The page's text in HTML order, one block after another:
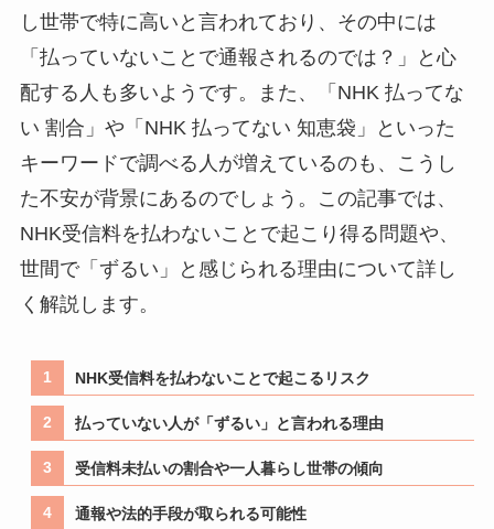
し世帯で特に高いと言われており、その中には
「払っていないことで通報されるのでは？」と心
配する人も多いようです。また、「NHK 払ってな
い 割合」や「NHK 払ってない 知恵袋」といった
キーワードで調べる人が増えているのも、こうし
た不安が背景にあるのでしょう。この記事では、
NHK受信料を払わないことで起こり得る問題や、
世間で「ずるい」と感じられる理由について詳し
く解説します。
NHK受信料を払わないことで起こるリスク
払っていない人が「ずるい」と言われる理由
受信料未払いの割合や一人暮らし世帯の傾向
通報や法的手段が取られる可能性